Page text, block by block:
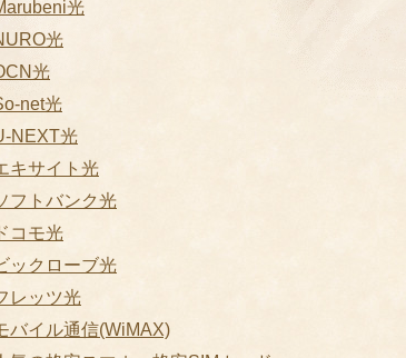
光
光
光
net光
NEXT光
キサイト光
フトバンク光
コモ光
ックローブ光
レッツ光
バイル通信(WiMAX)